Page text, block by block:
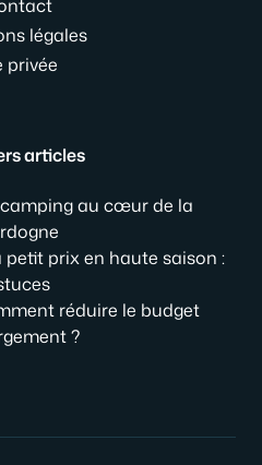
légales
privée
articles
au cœur de la
prix en haute saison :
réduire le budget
?